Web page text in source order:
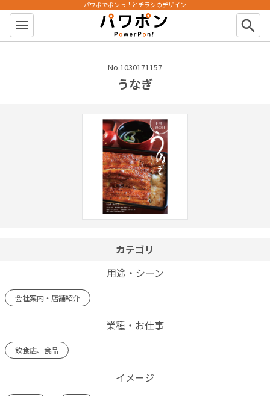
パワポン
パワポでポンっ！とチラシのデザイン
search
No.1030171157
うなぎ
カテゴリ
用途・シーン
会社案内・店舗紹介
業種・お仕事
飲食店、食品
イメージ